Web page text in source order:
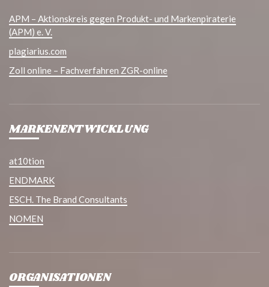
APM – Aktionskreis gegen Produkt- und Markenpiraterie
(APM) e. V.
plagiarius.com
Zoll online – Fachverfahren ZGR-online
MARKENENTWICKLUNG
at10tion
ENDMARK
ESCH. The Brand Consultants
NOMEN
ORGANISATIONEN